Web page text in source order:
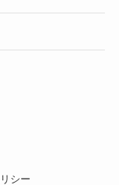
シー